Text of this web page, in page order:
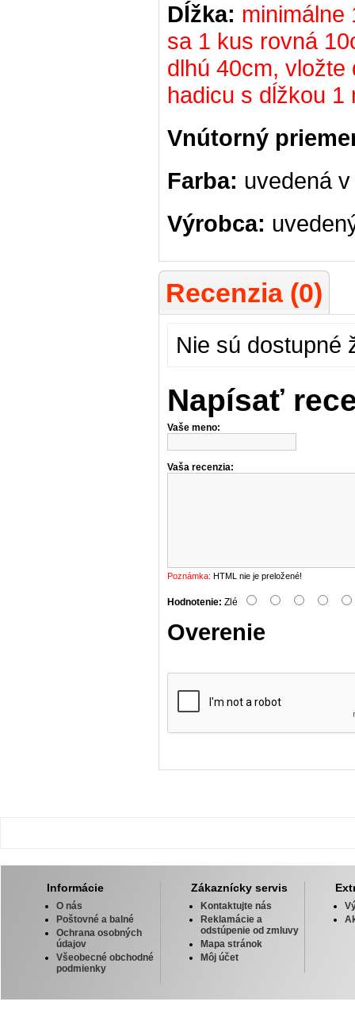
Dĺžka:
sa 1 kus rovná
dlhú 40cm,
hadicu s dĺžkou
Vnútorný
Farba: uvedená
Výrobca:
Recenzia (0)
Nie sú dostupné
Napísať
Vaše meno:
Vaša recenzia:
Poznámka: HTML nie je preložené!
Hodnotenie: Zlé
Overenie
Informácie
O nás
Poštovné a balné
Ochrana osobných
údajov
Všeobecné obchodné
podmienky
Zákaznícky servis
Kontaktujte nás
Reklamácie a
odstúpenie od zmluvy
Mapa stránok
Môj účet